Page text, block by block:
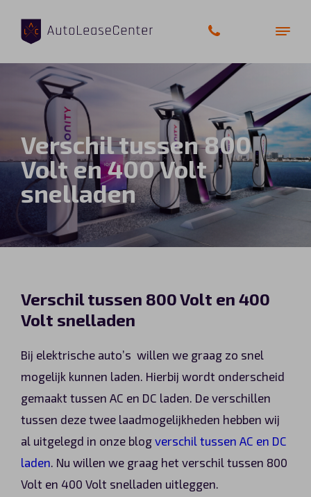
Verschil tussen 800
Volt en 400 Volt
snelladen
Verschil tussen 800 Volt en 400
Volt snelladen
Bij elektrische auto’s willen we graag zo snel
mogelijk kunnen laden. Hierbij wordt onderscheid
gemaakt tussen AC en DC laden. De verschillen
tussen deze twee laadmogelijkheden hebben wij
al uitgelegd in onze blog verschil tussen AC en DC
laden . Nu willen we graag het verschil tussen 800
Volt en 400 Volt snelladen uitleggen.
Zakelijke auto’s
Bedrijfswagens
Elektrische auto’s
Wagenparkbeheer
Shortlease
Automerken
Vragen?
Over ons
Contact